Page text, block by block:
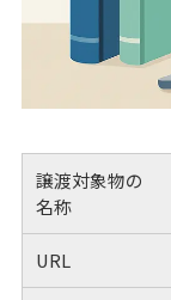
譲渡対象物の
名称
URL